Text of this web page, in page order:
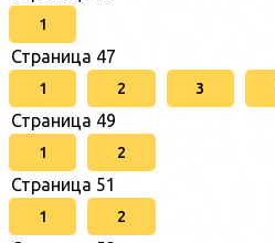
1
Страница 47
1 2 3
Страница 49
1 2
Страница 51
1 2